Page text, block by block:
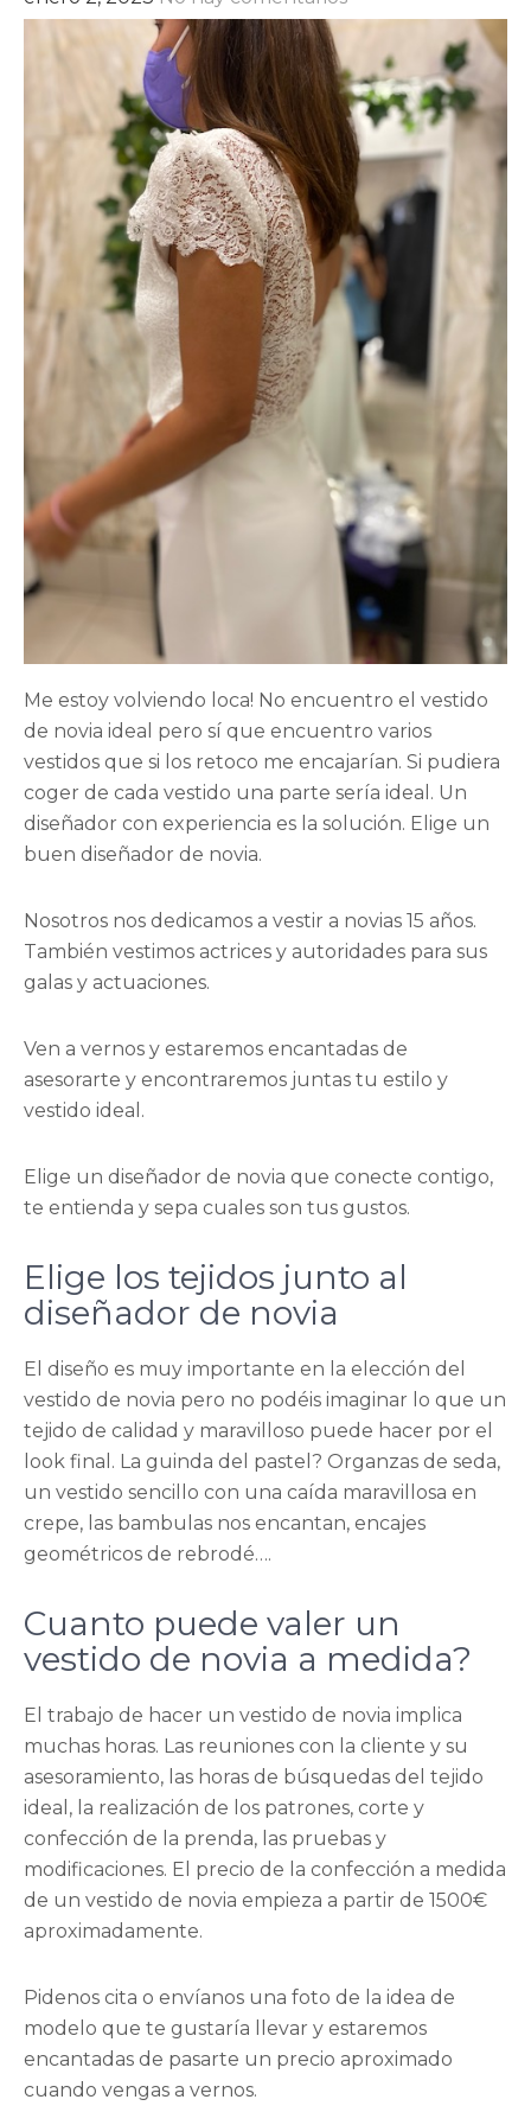
Me estoy volviendo loca! No encuentro el vestido
de novia ideal pero sí que encuentro varios
vestidos que si los retoco me encajarían. Si pudiera
coger de cada vestido una parte sería ideal. Un
diseñador con experiencia es la solución. Elige un
buen diseñador de novia.
Nosotros nos dedicamos a vestir a novias 15 años.
También vestimos actrices y autoridades para sus
galas y actuaciones.
Ven a vernos y estaremos encantadas de
asesorarte y encontraremos juntas tu estilo y
vestido ideal.
Elige un diseñador de novia que conecte contigo,
te entienda y sepa cuales son tus gustos.
Elige los tejidos junto al
diseñador de novia
El diseño es muy importante en la elección del
vestido de novia pero no podéis imaginar lo que un
tejido de calidad y maravilloso puede hacer por el
look final. La guinda del pastel? Organzas de seda,
un vestido sencillo con una caída maravillosa en
crepe, las bambulas nos encantan, encajes
geométricos de rebrodé….
Cuanto puede valer un
vestido de novia a medida?
El trabajo de hacer un vestido de novia implica
muchas horas. Las reuniones con la cliente y su
asesoramiento, las horas de búsquedas del tejido
ideal, la realización de los patrones, corte y
confección de la prenda, las pruebas y
modificaciones. El precio de la confección a medida
de un vestido de novia empieza a partir de 1500€
aproximadamente.
Pidenos cita o envíanos una foto de la idea de
modelo que te gustaría llevar y estaremos
encantadas de pasarte un precio aproximado
cuando vengas a vernos.